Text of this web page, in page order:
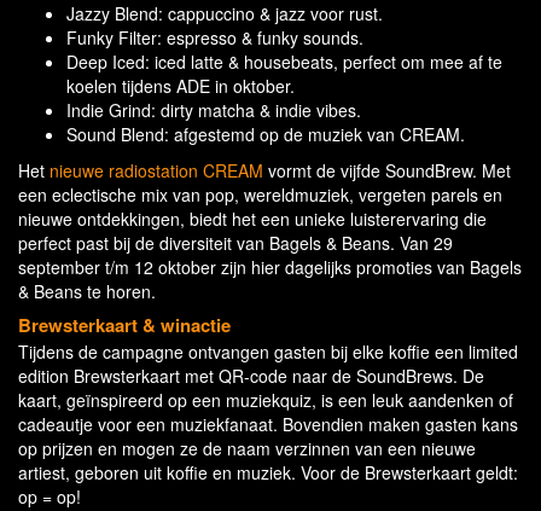
Jazzy Blend: cappuccino & jazz voor rust.
Funky Filter: espresso & funky sounds.
Deep Iced: iced latte & housebeats, perfect om mee af te
koelen tijdens ADE in oktober.
Indie Grind: dirty matcha & indie vibes.
Sound Blend: afgestemd op de muziek van CREAM.
Het nieuwe radiostation CREAM vormt de vijfde SoundBrew. Met
een eclectische mix van pop, wereldmuziek, vergeten parels en
nieuwe ontdekkingen, biedt het een unieke luisterervaring die
perfect past bij de diversiteit van Bagels & Beans. Van 29
september t/m 12 oktober zijn hier dagelijks promoties van Bagels
& Beans te horen.
Brewsterkaart & winactie
Tijdens de campagne ontvangen gasten bij elke koffie een limited
edition Brewsterkaart met QR-code naar de SoundBrews. De
kaart, geïnspireerd op een muziekquiz, is een leuk aandenken of
cadeautje voor een muziekfanaat. Bovendien maken gasten kans
op prijzen en mogen ze de naam verzinnen van een nieuwe
artiest, geboren uit koffie en muziek. Voor de Brewsterkaart geldt:
op = op!